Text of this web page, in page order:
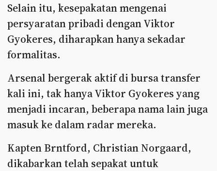
Selain itu, kesepakatan mengenai
persyaratan pribadi dengan Viktor
Gyokeres, diharapkan hanya sekadar
formalitas.
Arsenal bergerak aktif di bursa transfer
kali ini, tak hanya Viktor Gyokeres yang
menjadi incaran, beberapa nama lain juga
masuk ke dalam radar mereka.
Kapten Brntford, Christian Norgaard,
dikabarkan telah sepakat untuk